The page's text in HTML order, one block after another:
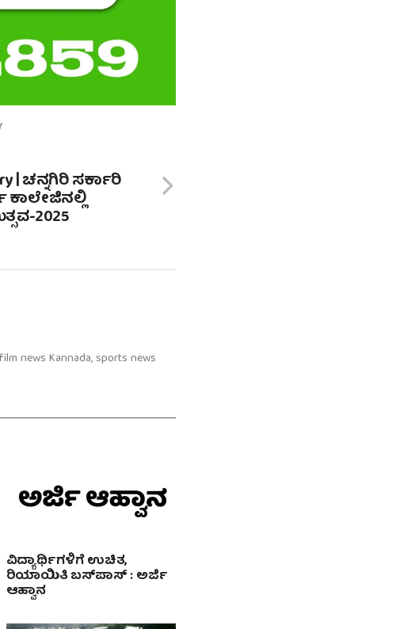
| ಚನ್ನಗಿರಿ ಸರ್ಕಾರಿ
2025
news Kannada, sports news
ವಿದ್ಯಾರ್ಥಿಗಳಿಗೆ ಉಚಿತ,
ರಿಯಾಯಿತಿ ಬಸ್‍ಪಾಸ್ : ಅರ್ಜಿ
ಆಹ್ವಾನ